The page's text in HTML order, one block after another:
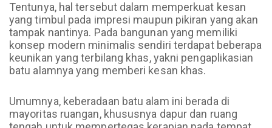
Tentunya, hal tersebut dalam memperkuat kesan
yang timbul pada impresi maupun pikiran yang akan
tampak nantinya. Pada bangunan yang memiliki
konsep modern minimalis sendiri terdapat beberapa
keunikan yang terbilang khas, yakni pengaplikasian
batu alamnya yang memberi kesan khas.
Umumnya, keberadaan batu alam ini berada di
mayoritas ruangan, khususnya dapur dan ruang